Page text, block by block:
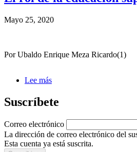
ayuda
navegación
Mayo 25, 2020
Por Ubaldo Enrique Meza Ricardo(1)
Lee más
rol
de
educación
superior
en
Suscríbete
Correo electrónico
La dirección de correo electrónico del
Esta cuenta ya está suscrita.